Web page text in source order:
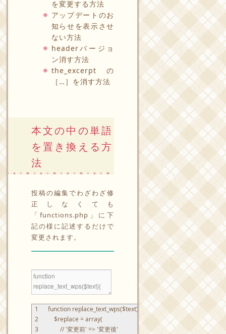
を変更する方法
アップデートのお
知らせを表示させ
ない方法
headerバージョ
ン消す方法
the_excerptの
［…］を消す方法
本文の中の単語
を置き換える方
法
投稿の編集でわざわざ修
正しなくても
「functions.php」に下
記の様に記述するだけで
変更されます。
1
2
3
function replace_text_wps($text)
$replace = array(
// '変更前' => '変更後'